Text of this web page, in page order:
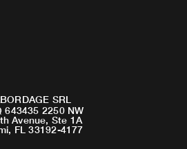
SRL
643435 2250 NW
Avenue, Ste 1A
FL 33192-4177